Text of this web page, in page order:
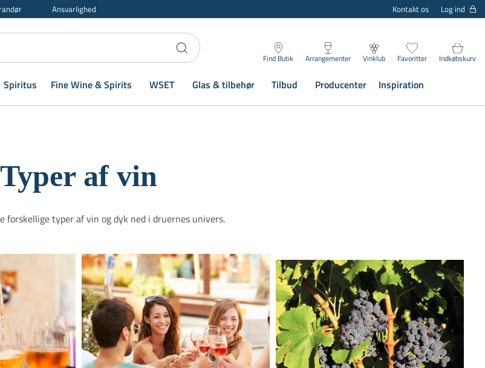
Ansvarlighed Kontakt os Log ind
Find Butik Arrangementer Vinklub Favoritter Indkøbskurv
Spiritus Fine Wine & Spirits WSET Glas & tilbehør Tilbud Producenter Inspiration
Typer af vin
forskellige typer af vin og dyk ned i druernes univers.